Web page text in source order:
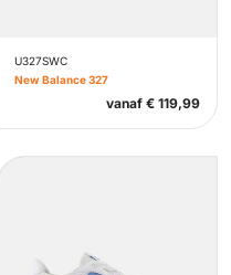
U327SWC
New Balance 327
vanaf € 119,99